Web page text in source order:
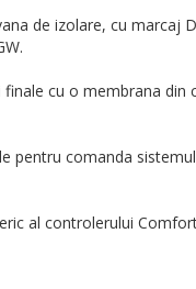
de izolare, cu marcaj
cu o membrana din
pentru comanda
al controlerului